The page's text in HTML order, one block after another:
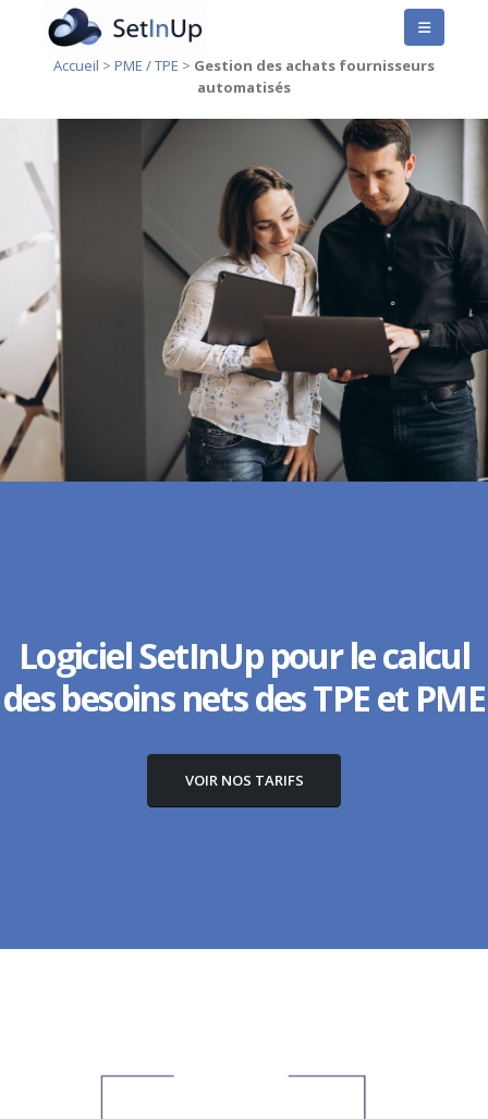
Accueil > PME / TPE > Gestion des achats fournisseurs
automatisés
Logiciel SetInUp pour le calcul
des besoins nets des TPE et PME
VOIR NOS TARIFS